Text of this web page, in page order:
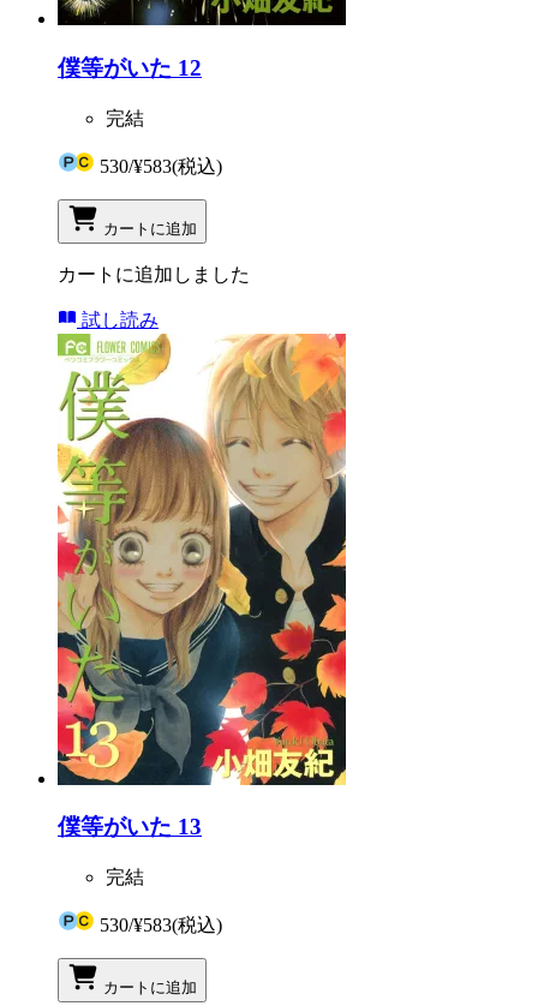
僕等がいた 12
完結
530/¥583(税込)
カートに追加
カートに追加しました
試し読み
僕等がいた 13
完結
530/¥583(税込)
カートに追加